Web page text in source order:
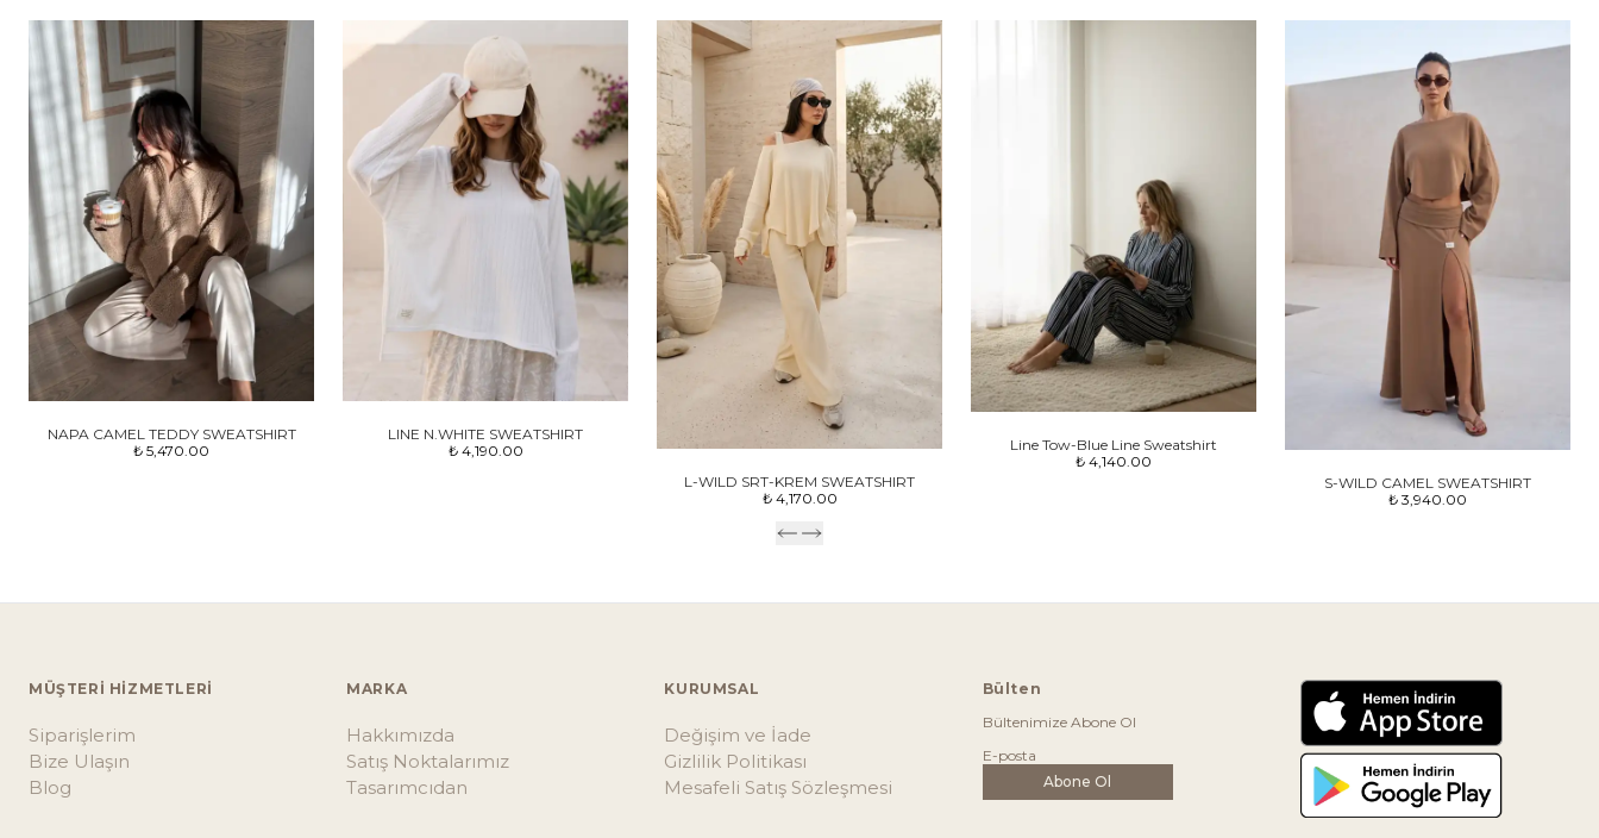
NAPA CAMEL TEDDY SWEATSHIRT
₺ 5,470.00
LINE N.WHITE SWEATSHIRT
₺ 4,190.00
L-WILD SRT-KREM SWEATSHIRT
₺ 4,170.00
Line Tow-Blue Line Sweatshirt
₺ 4,140.00
S-WILD CAMEL SWEATSHIRT
₺ 3,940.00
MÜŞTERİ HİZMETLERİ
Siparişlerim
Bize Ulaşın
Blog
MARKA
Hakkımızda
Satış Noktalarımız
Tasarımcıdan
KURUMSAL
Değişim ve İade
Gizlilik Politikası
Mesafeli Satış Sözleşmesi
Bülten
Bültenimize Abone Ol
Abone Ol